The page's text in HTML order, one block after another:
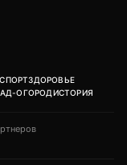
СПОРТЗДОРОВЬЕ
ОГОРОДИСТОРИЯ